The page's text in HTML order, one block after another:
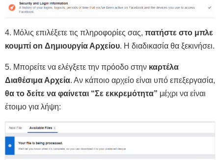
4. Μόλις επιλέξετε τις πληροφορίες σας, πατήστε στο μπλε
κουμπί on Δημιουργία Αρχείου. Η διαδικασία θα ξεκινήσει.
5. Μπορείτε να ελέγξετε την πρόοδο στην καρτέλα
Διαθέσιμα Αρχεία. Αν κάποιο αρχείο είναι υπό επεξεργασία,
θα το δείτε να φαίνεται “Σε εκκρεμότητα” μέχρι να είναι
έτοιμο για λήψη: